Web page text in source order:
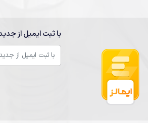
با ثبت ایمیل از